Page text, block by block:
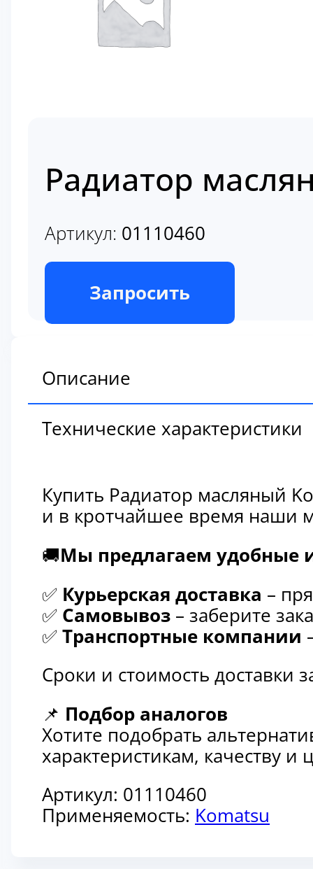
Радиатор
Артикул: 01110460
В наличии
Запросить
Описание
Технические характеристики
Купить Радиатор масляный
и в кротчайшее время наши
🚚Мы предлагаем удобные
✅ Курьерская доставка –
✅ Самовывоз – заберите
✅ Транспортные компании
Сроки и стоимость доставки
📌 Подбор аналогов
Хотите подобрать
характеристикам, качеству
Артикул: 01110460
Применяемость: Komatsu